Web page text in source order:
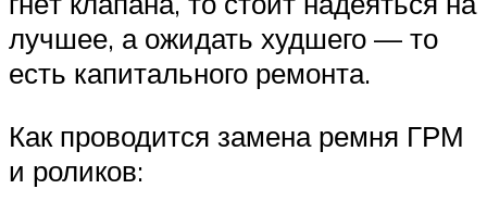
лучшее, а ожидать худшего — то
есть капитального ремонта.
Как проводится замена ремня ГРМ
и роликов: